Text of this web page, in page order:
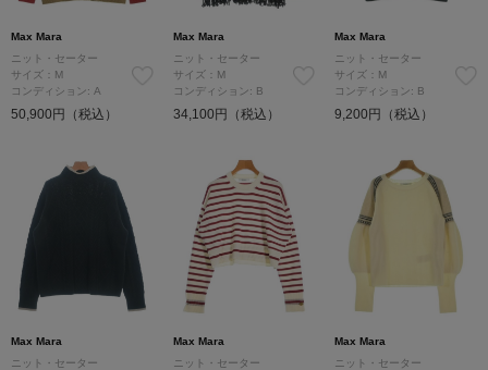
Max Mara
ニット・セーター
サイズ：M
コンディション: A
50,900円（税込）
Max Mara
ニット・セーター
サイズ：M
コンディション: B
34,100円（税込）
Max Mara
ニット・セーター
サイズ：M
コンディション: B
9,200円（税込）
Max Mara
ニット・セーター
Max Mara
ニット・セーター
Max Mara
ニット・セーター